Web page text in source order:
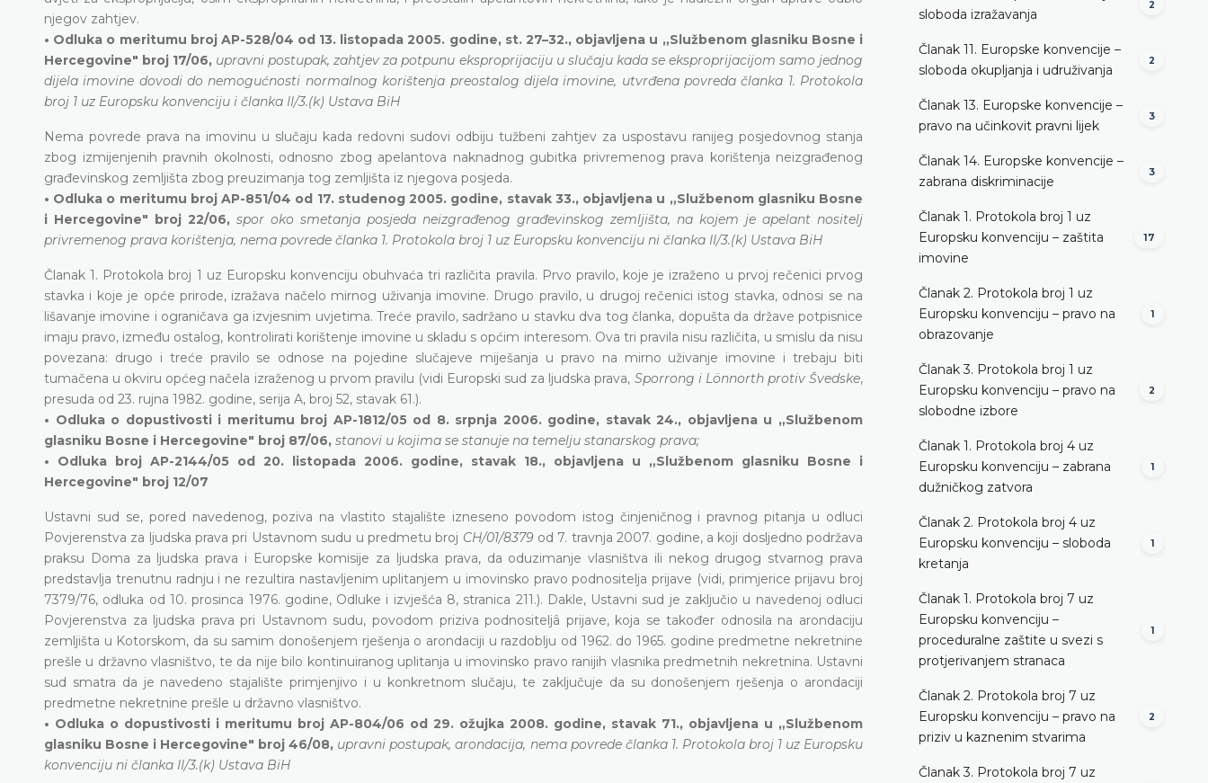
njegov zahtjev.
• Odluka o meritumu broj AP-528/04 od 13. listopada 2005. godine, st. 27–32., objavljena u „Službenom glasniku Bosne i
Hercegovine" broj 17/06, upravni postupak, zahtjev za potpunu eksproprijaciju u slučaju kada se eksproprijacijom samo jednog
dijela imovine dovodi do nemogućnosti normalnog korištenja preostalog dijela imovine, utvrđena povreda članka 1. Protokola
broj 1 uz Europsku konvenciju i članka II/3.(k) Ustava BiH
Nema povrede prava na imovinu u slučaju kada redovni sudovi odbiju tužbeni zahtjev za uspostavu ranijeg posjedovnog stanja
zbog izmijenjenih pravnih okolnosti, odnosno zbog apelantova naknadnog gubitka privremenog prava korištenja neizgrađenog
građevinskog zemljišta zbog preuzimanja tog zemljišta iz njegova posjeda.
• Odluka o meritumu broj AP-851/04 od 17. studenog 2005. godine, stavak 33., objavljena u „Službenom glasniku Bosne
i Hercegovine" broj 22/06, spor oko smetanja posjeda neizgrađenog građevinskog zemljišta, na kojem je apelant nositelj
privremenog prava korištenja, nema povrede članka 1. Protokola broj 1 uz Europsku konvenciju ni članka II/3.(k) Ustava BiH
Članak 1. Protokola broj 1 uz Europsku konvenciju obuhvaća tri različita pravila. Prvo pravilo, koje je izraženo u prvoj rečenici prvog
stavka i koje je opće prirode, izražava načelo mirnog uživanja imovine. Drugo pravilo, u drugoj rečenici istog stavka, odnosi se na
lišavanje imovine i ograničava ga izvjesnim uvjetima. Treće pravilo, sadržano u stavku dva tog članka, dopušta da države potpisnice
imaju pravo, između ostalog, kontrolirati korištenje imovine u skladu s općim interesom. Ova tri pravila nisu različita, u smislu da nisu
povezana: drugo i treće pravilo se odnose na pojedine slučajeve miješanja u pravo na mirno uživanje imovine i trebaju biti
tumačena u okviru općeg načela izraženog u prvom pravilu (vidi Europski sud za ljudska prava, Sporrong i Lönnorth protiv Švedske,
presuda od 23. rujna 1982. godine, serija A, broj 52, stavak 61.).
• Odluka o dopustivosti i meritumu broj AP-1812/05 od 8. srpnja 2006. godine, stavak 24., objavljena u „Službenom
glasniku Bosne i Hercegovine" broj 87/06, stanovi u kojima se stanuje na temelju stanarskog prava;
• Odluka broj AP-2144/05 od 20. listopada 2006. godine, stavak 18., objavljena u „Službenom glasniku Bosne i
Hercegovine" broj 12/07
Ustavni sud se, pored navedenog, poziva na vlastito stajalište izneseno povodom istog činjeničnog i pravnog pitanja u odluci
Povjerenstva za ljudska prava pri Ustavnom sudu u predmetu broj CH/01/8379 od 7. travnja 2007. godine, a koji dosljedno podržava
praksu Doma za ljudska prava i Europske komisije za ljudska prava, da oduzimanje vlasništva ili nekog drugog stvarnog prava
predstavlja trenutnu radnju i ne rezultira nastavljenim uplitanjem u imovinsko pravo podnositelja prijave (vidi, primjerice prijavu broj
7379/76, odluka od 10. prosinca 1976. godine, Odluke i izvješća 8, stranica 211.). Dakle, Ustavni sud je zaključio u navedenoj odluci
Povjerenstva za ljudska prava pri Ustavnom sudu, povodom priziva podnositeljâ prijave, koja se također odnosila na arondaciju
zemljišta u Kotorskom, da su samim donošenjem rješenja o arondaciji u razdoblju od 1962. do 1965. godine predmetne nekretnine
prešle u državno vlasništvo, te da nije bilo kontinuiranog uplitanja u imovinsko pravo ranijih vlasnika predmetnih nekretnina. Ustavni
sud smatra da je navedeno stajalište primjenjivo i u konkretnom slučaju, te zaključuje da su donošenjem rješenja o arondaciji
predmetne nekretnine prešle u državno vlasništvo.
• Odluka o dopustivosti i meritumu broj AP-804/06 od 29. ožujka 2008. godine, stavak 71., objavljena u „Službenom
glasniku Bosne i Hercegovine" broj 46/08, upravni postupak, arondacija, nema povrede članka 1. Protokola broj 1 uz Europsku
konvenciju ni članka II/3.(k) Ustava BiH
sloboda izražavanja
2
Članak 11. Europske konvencije –
sloboda okupljanja i udruživanja
2
Članak 13. Europske konvencije –
pravo na učinkovit pravni lijek
3
Članak 14. Europske konvencije –
zabrana diskriminacije
3
Članak 1. Protokola broj 1 uz
Europsku konvenciju – zaštita
imovine
17
Članak 2. Protokola broj 1 uz
Europsku konvenciju – pravo na
obrazovanje
1
Članak 3. Protokola broj 1 uz
Europsku konvenciju – pravo na
slobodne izbore
2
Članak 1. Protokola broj 4 uz
Europsku konvenciju – zabrana
dužničkog zatvora
1
Članak 2. Protokola broj 4 uz
Europsku konvenciju – sloboda
kretanja
1
Članak 1. Protokola broj 7 uz
Europsku konvenciju –
proceduralne zaštite u svezi s
protjerivanjem stranaca
1
Članak 2. Protokola broj 7 uz
Europsku konvenciju – pravo na
priziv u kaznenim stvarima
2
Članak 3. Protokola broj 7 uz